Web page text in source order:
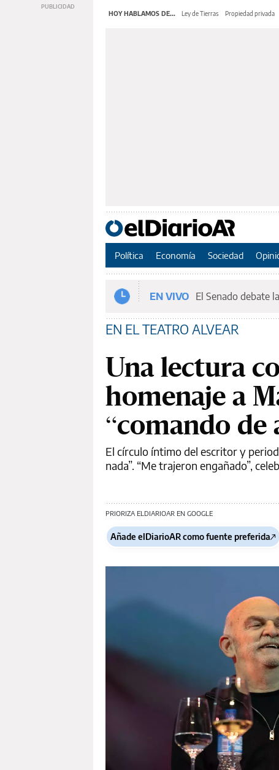
HOY HABLAMOS DE... Ley de Tierras Propiedad privada
Política Economía Sociedad
EN VIVO El Senado debate
EN EL TEATRO ALVEAR
Una lectura
homenaje a
“comando de
El círculo íntimo del escritor y
nada”. “Me trajeron engañado”,
PRIORIZA ELDIARIOAR EN GOOGLE
Añade elDiarioAR como fuente preferida